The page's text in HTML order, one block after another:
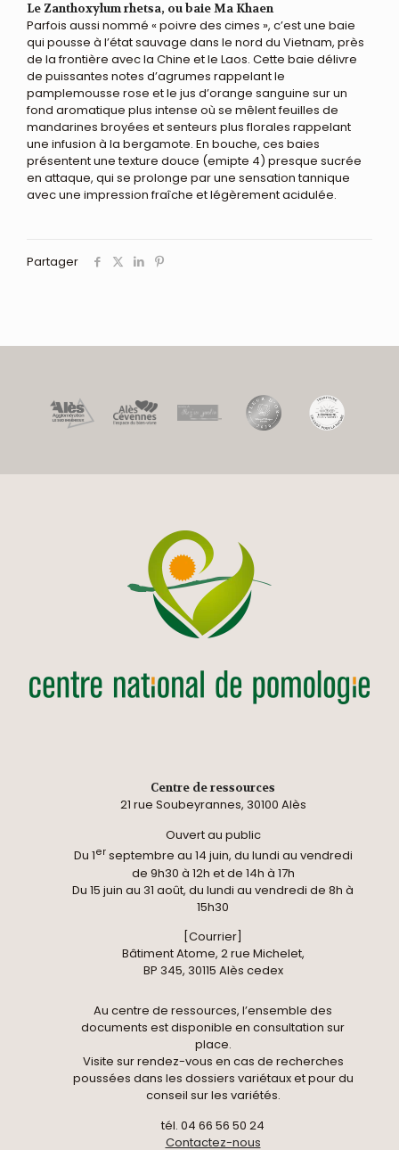
Le Zanthoxylum rhetsa, ou baie Ma Khaen
Parfois aussi nommé « poivre des cimes », c’est une baie
qui pousse à l’état sauvage dans le nord du Vietnam, près
de la frontière avec la Chine et le Laos. Cette baie délivre
de puissantes notes d’agrumes rappelant le
pamplemousse rose et le jus d’orange sanguine sur un
fond aromatique plus intense où se mêlent feuilles de
mandarines broyées et senteurs plus florales rappelant
une infusion à la bergamote. En bouche, ces baies
présentent une texture douce (emipte 4) presque sucrée
en attaque, qui se prolonge par une sensation tannique
avec une impression fraîche et légèrement acidulée.
Partager
Centre de ressources
21 rue Soubeyrannes, 30100 Alès
Ouvert au public
Du 1erseptembre au 14 juin, du lundi au vendredi
de 9h30 à 12h et de 14h à 17h
Du 15 juin au 31 août, du lundi au vendredi de 8h à
15h30
[Courrier]
Bâtiment Atome, 2 rue Michelet,
BP 345, 30115 Alès cedex
Au centre de ressources, l’ensemble des
documents est disponible en consultation sur
place.
Visite sur rendez-vous en cas de recherches
poussées dans les dossiers variétaux et pour du
conseil sur les variétés.
tél. 04 66 56 50 24
Contactez-nous